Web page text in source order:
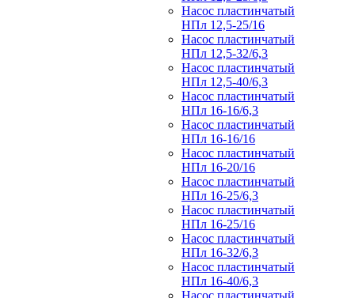
Насос пластинчатый
НПл 12,5-25/16
Насос пластинчатый
НПл 12,5-32/6,3
Насос пластинчатый
НПл 12,5-40/6,3
Насос пластинчатый
НПл 16-16/6,3
Насос пластинчатый
НПл 16-16/16
Насос пластинчатый
НПл 16-20/16
Насос пластинчатый
НПл 16-25/6,3
Насос пластинчатый
НПл 16-25/16
Насос пластинчатый
НПл 16-32/6,3
Насос пластинчатый
НПл 16-40/6,3
Насос пластинчатый